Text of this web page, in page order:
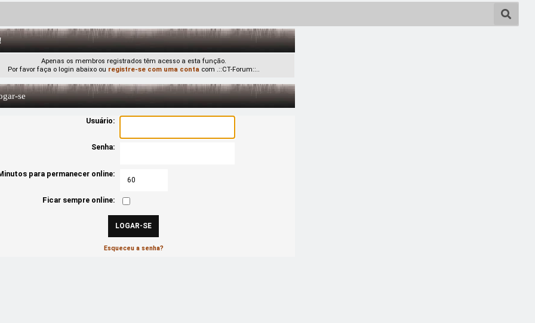
Apenas os membros registrados têm acesso a esta função.
Por favor faça o login abaixo ou registre-se com uma conta com .::CT-Forum::..
se
Usuário:
Senha:
para permanecer online:
Ficar sempre online:
Esqueceu a senha?